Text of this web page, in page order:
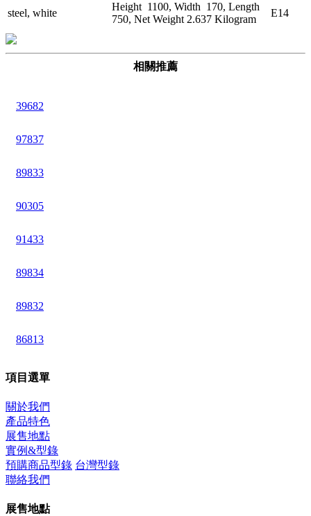
steel, white
Height 1100, Width 170, Length
750, Net Weight 2.637 Kilogram
E14
相關推薦
39682
97837
89833
90305
91433
89834
89832
86813
項目選單
關於我們
產品特色
展售地點
實例&型錄
預購商品型錄 台灣型錄
聯絡我們
展售地點